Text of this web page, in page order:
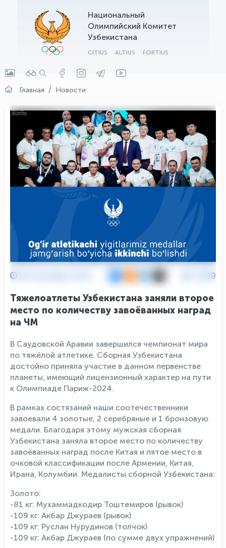
Национальный
Олимпийский Комитет
Узбекистана
CITIUS ALTIUS FORTIUS
Главная Новости
3909
Тяжелоатлеты Узбекистана заняли второе
место по количеству завоёванных наград
на ЧМ
В Саудовской Аравии завершился чемпионат мира
по тяжёлой атлетике. Сборная Узбекистана
достойно приняла участие в данном первенстве
планеты, имеющий лицензионный характер на пути
к Олимпиаде Париж-2024.
В рамках состязаний наши соотечественники
завоевали 4 золотые, 2 серебряные и 1 бронзовую
медали. Благодаря этому мужская сборная
Узбекистана заняла второе место по количеству
завоёванных наград после Китая и пятое место в
очковой классификации после Армении, Китая,
Ирана, Колумбии. Медалисты сборной Узбекистана:
Золото:
-81 кг: Мухаммадкодир Тоштемиров (рывок)
-109 кг: Акбар Джураев (рывок)
-109 кг: Руслан Нурудинов (толчок)
-109 кг: Акбар Джураев (по сумме двух упражнений)
OLYMPCHIK AI - yordamchi
Онлайн · olympic.uz